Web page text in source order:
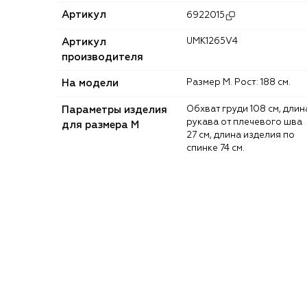
Артикул 6922015
Артикул
производителя
UMK1265V4
На модели Размер M. Рост: 188 см.
Параметры изделия
для размера M
Обхват груди 108 см, длина
рукава от плечевого шва
27 см, длина изделия по
спинке 74 см.